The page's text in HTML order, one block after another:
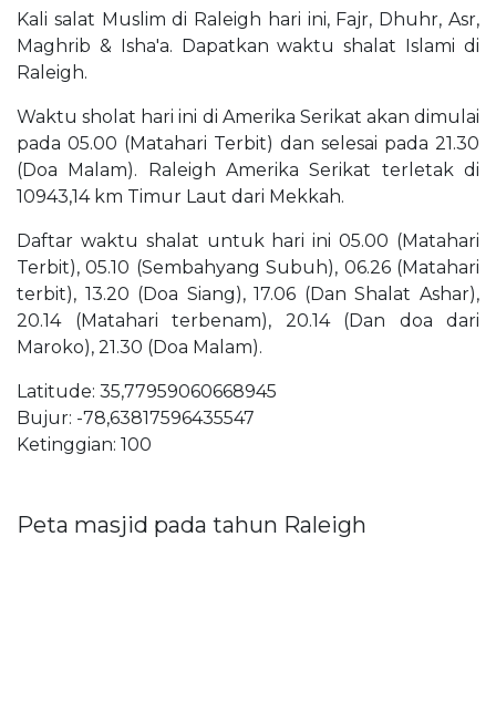
Kali salat Muslim di Raleigh hari ini, Fajr, Dhuhr, Asr,
Maghrib & Isha'a. Dapatkan waktu shalat Islami di
Raleigh.
Waktu sholat hari ini di Amerika Serikat akan dimulai
pada 05.00 (Matahari Terbit) dan selesai pada 21.30
(Doa Malam). Raleigh Amerika Serikat terletak di
10943,14 km Timur Laut dari Mekkah.
Daftar waktu shalat untuk hari ini 05.00 (Matahari
Terbit), 05.10 (Sembahyang Subuh), 06.26 (Matahari
terbit), 13.20 (Doa Siang), 17.06 (Dan Shalat Ashar),
20.14 (Matahari terbenam), 20.14 (Dan doa dari
Maroko), 21.30 (Doa Malam).
Latitude: 35,77959060668945
Bujur: -78,63817596435547
Ketinggian: 100
Peta masjid pada tahun Raleigh